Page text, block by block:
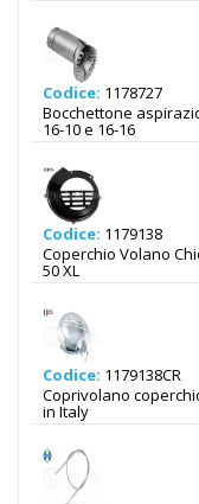
Codice: 1178727
Bocchettone
16-10 e 16-16
Codice: 1179138
Coperchio Volano
50 XL
Codice: 1179138CR
Coprivolano
in Italy